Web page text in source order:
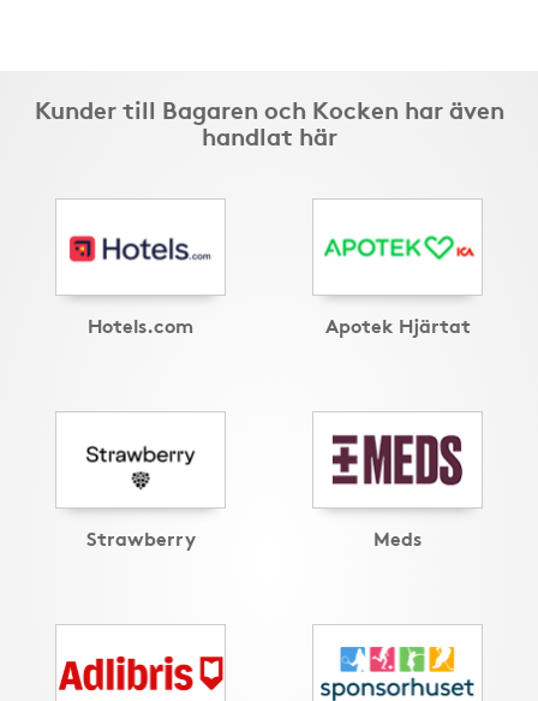
Kunder till Bagaren och Kocken har även
handlat här
Hotels.com Apotek Hjärtat
Strawberry Meds